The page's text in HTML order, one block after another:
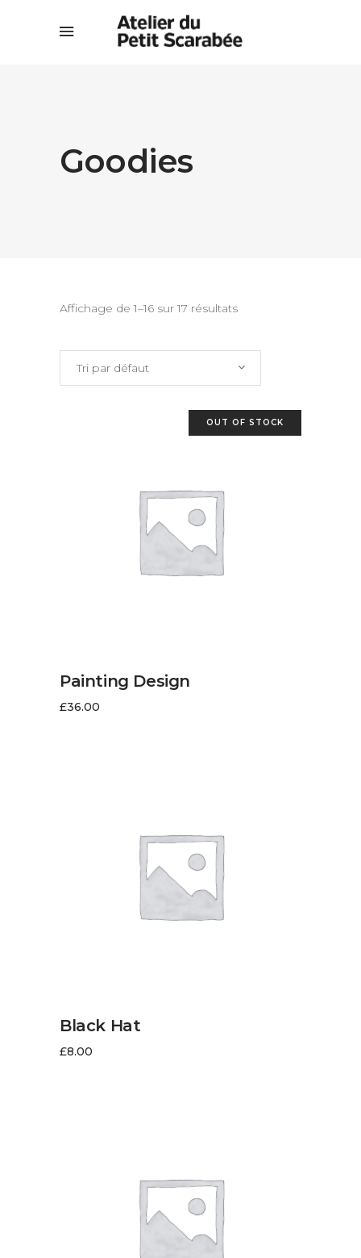
Goodies
Affichage de 1–16 sur 17 résultats
Tri par défaut
OUT OF STOCK
LIRE LA SUITE
Painting Design
£36.00
Black Hat
£8.00